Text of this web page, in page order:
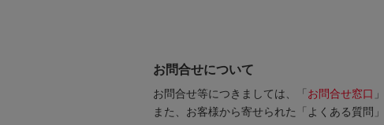
お問合せについて
お問合せ等につきましては、「 お問合せ窓口
また、お客様から寄せられた「よくある質問